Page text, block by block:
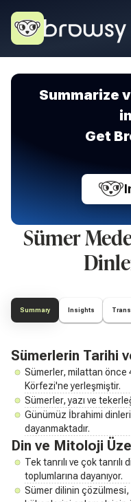
Summarize
Get
Sümer
Summary Insights
Sümerlerin Tarihi
Sümerler, milattan önce
Körfezi'ne yerleşmiştir.
Sümerler, yazı ve
Günümüz İbrahimi
dayanmaktadır.
Din ve Mitoloji
Tek tanrılı ve çok
toplumlarına dayanıyor.
Sümer dilinin